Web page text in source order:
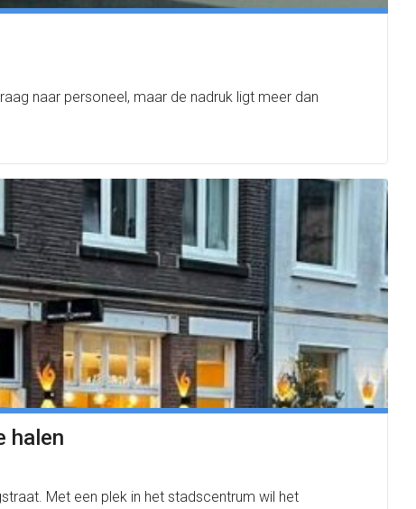
naar personeel, maar de nadruk ligt meer dan
halen
Met een plek in het stadscentrum wil het